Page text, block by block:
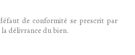
de conformité se prescrit par
délivrance du bien.